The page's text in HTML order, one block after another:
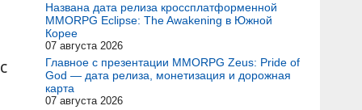
Названа дата релиза кроссплатформенной
MMORPG Eclipse: The Awakening в Южной
Корее
07 августа 2026
Главное с презентации MMORPG Zeus: Pride of
God — дата релиза, монетизация и дорожная
карта
07 августа 2026